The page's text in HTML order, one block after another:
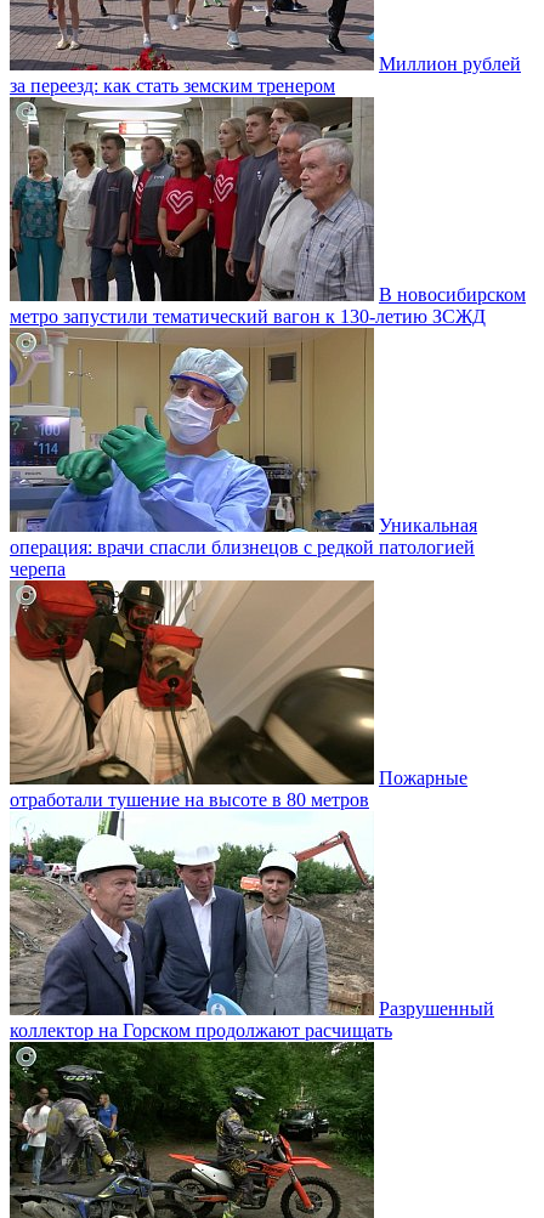
Миллион рублей
за переезд: как стать земским тренером
В новосибирском
метро запустили тематический вагон к 130-летию ЗСЖД
Уникальная
операция: врачи спасли близнецов с редкой патологией
черепа
Пожарные
отработали тушение на высоте в 80 метров
Разрушенный
коллектор на Горском продолжают расчищать